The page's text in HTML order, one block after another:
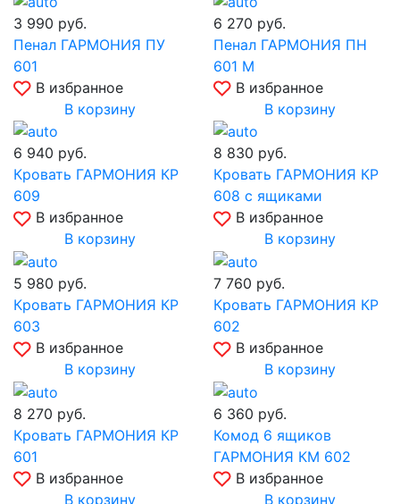
3 990 руб.
Пенал ГАРМОНИЯ ПУ
601
В избранное
В корзину
6 270 руб.
Пенал ГАРМОНИЯ ПН
601 М
В избранное
В корзину
6 940 руб.
Кровать ГАРМОНИЯ КР
609
В избранное
В корзину
8 830 руб.
Кровать ГАРМОНИЯ КР
608 с ящиками
В избранное
В корзину
5 980 руб.
Кровать ГАРМОНИЯ КР
603
В избранное
В корзину
7 760 руб.
Кровать ГАРМОНИЯ КР
602
В избранное
В корзину
8 270 руб.
Кровать ГАРМОНИЯ КР
601
В избранное
В корзину
6 360 руб.
Комод 6 ящиков
ГАРМОНИЯ КМ 602
В избранное
В корзину